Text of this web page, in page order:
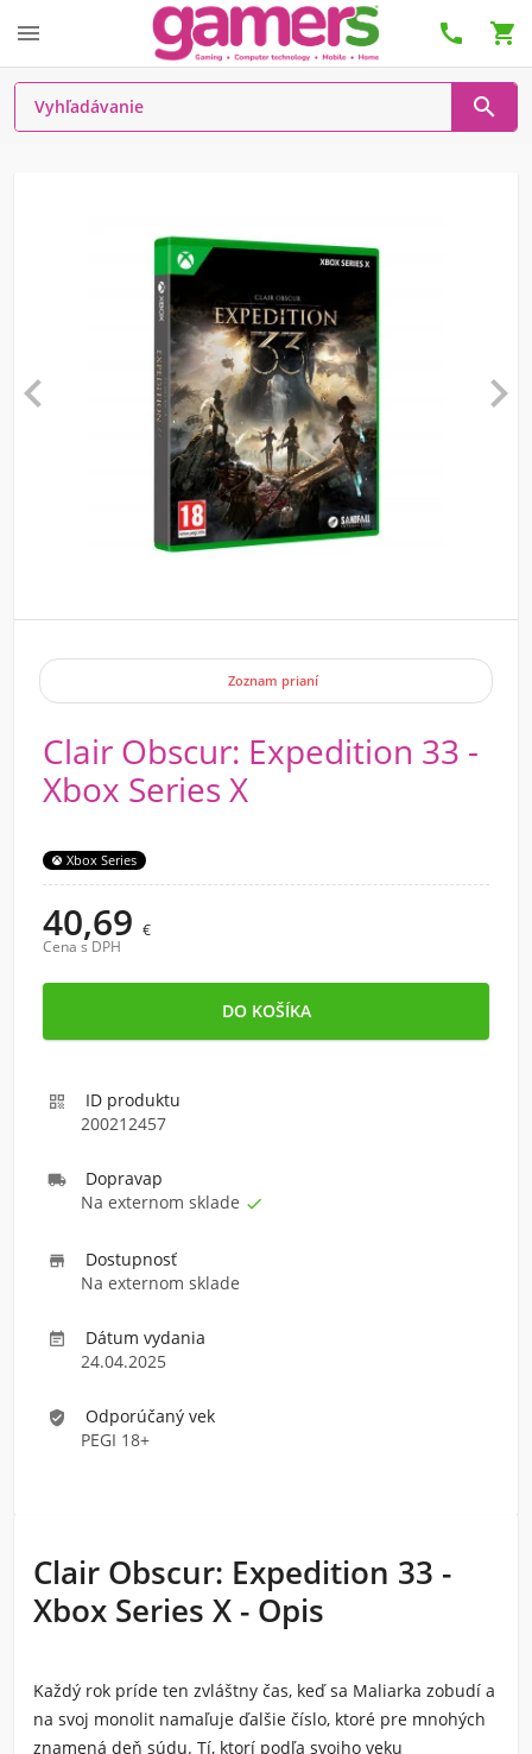
  

 
Zoznam prianí
Clair Obscur: Expedition 33 -
Xbox Series X
Xbox Series
40,69 €
Cena s DPH

ID produktu
200212457
 Dopravap
Na externom sklade 

Dostupnosť
Na externom sklade

Dátum vydania
24.04.2025
verified_user
Odporúčaný vek
PEGI 18+
Clair Obscur: Expedition 33 -
Xbox Series X - Opis
Každý rok príde ten zvláštny čas, keď sa Maliarka zobudí a
na svoj monolit namaľuje ďalšie číslo, ktoré pre mnohých
znamená deň súdu. Tí, ktorí podľa svojho veku